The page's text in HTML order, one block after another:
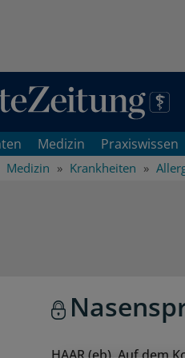
Medizin Praxiswissen
Medizin Krankheiten